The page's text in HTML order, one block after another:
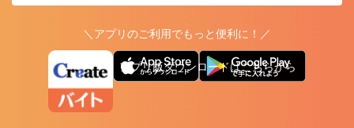
＼アプリのご利用でもっと便利に！／
アプリ版ダウンロードはこちらから